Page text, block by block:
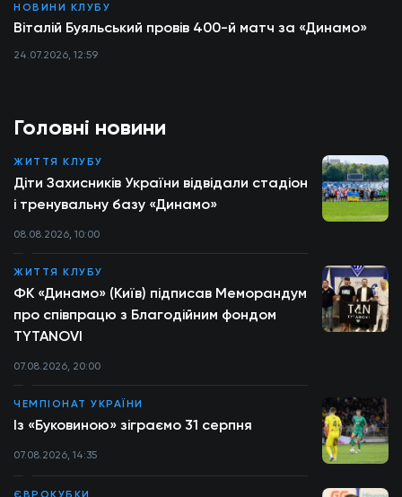
Головні новини
ЖИТТЯ КЛУБУ
Діти Захисників України відвідали стадіон
і тренувальну базу «Динамо»
08.08.2026, 10:00
ЖИТТЯ КЛУБУ
ФК «Динамо» (Київ) підписав Меморандум
про співпрацю з Благодійним фондом
TYTANOVI
07.08.2026, 20:00
ЧЕМПІОНАТ УКРАЇНИ
Із «Буковиною» зіграємо 31 серпня
07.08.2026, 14:35
ЄВРОКУБКИ
НОВИНИ КЛУБУ
Віталій Буяльський провів 400-й матч за «Динамо»
24.07.2026, 12:59